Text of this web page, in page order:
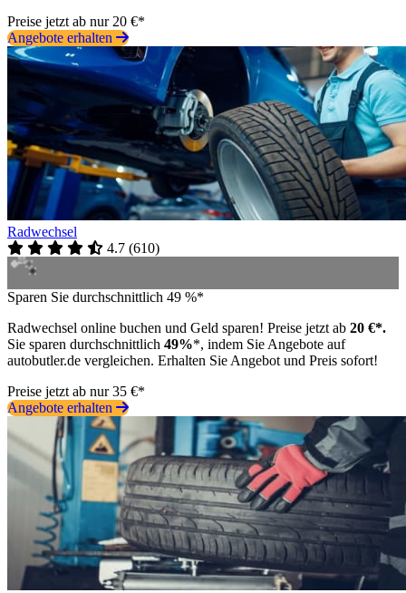
Preise jetzt ab nur 20 €*
Angebote erhalten
Radwechsel
4.7 (610)
Sparen Sie durchschnittlich 49 %*
Radwechsel online buchen und Geld sparen! Preise jetzt ab 20 €*.
Sie sparen durchschnittlich 49%*, indem Sie Angebote auf
autobutler.de vergleichen. Erhalten Sie Angebot und Preis sofort!
Preise jetzt ab nur 35 €*
Angebote erhalten